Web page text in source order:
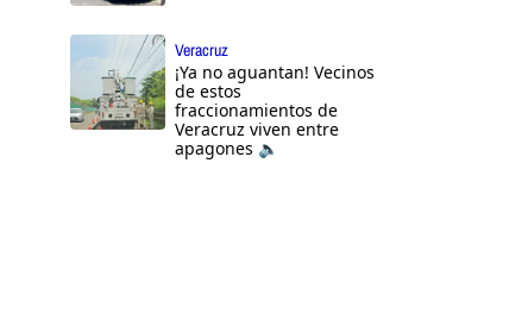
Veracruz
¡Ya no aguantan! Vecinos
de estos
fraccionamientos de
Veracruz viven entre
apagones 🔈